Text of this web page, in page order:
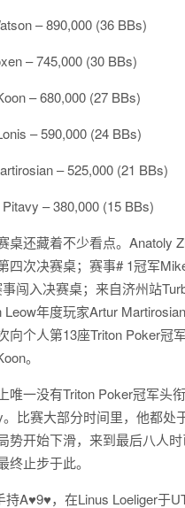
– 890,000 (36 BBs)
– 745,000 (30 BBs)
– 680,000 (27 BBs)
– 590,000 (24 BBs)
– 525,000 (21 BBs)
– 380,000 (15 BBs)
桌还藏着不少看点。Anatoly
四次决赛桌；赛事# 1冠军
事闯入决赛桌；来自济州站
年度玩家Artur
向个人第13座Triton Poker冠
。
唯一没有Triton Poker冠军头
。比赛大部分时间里，他都处
势开始下滑，来到最后八人
终止步于此。
持A♥9♥，在Linus Loeliger于